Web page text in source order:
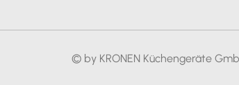
© by KRONEN Küchengeräte